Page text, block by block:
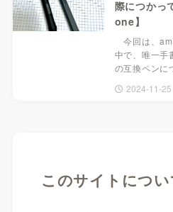
際につかっ
one】
今回は、
中で、唯一手
の互換ペンに
2024-11-25
このサイトについ